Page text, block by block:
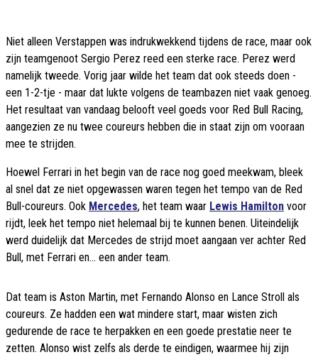
Niet alleen Verstappen was indrukwekkend tijdens de race, maar ook
zijn teamgenoot Sergio Perez reed een sterke race. Perez werd
namelijk tweede. Vorig jaar wilde het team dat ook steeds doen -
een 1-2-tje - maar dat lukte volgens de teambazen niet vaak genoeg.
Het resultaat van vandaag belooft veel goeds voor Red Bull Racing,
aangezien ze nu twee coureurs hebben die in staat zijn om vooraan
mee te strijden.
Hoewel Ferrari in het begin van de race nog goed meekwam, bleek
al snel dat ze niet opgewassen waren tegen het tempo van de Red
Bull-coureurs. Ook Mercedes, het team waar Lewis Hamilton voor
rijdt, leek het tempo niet helemaal bij te kunnen benen. Uiteindelijk
werd duidelijk dat Mercedes de strijd moet aangaan ver achter Red
Bull, met Ferrari en... een ander team.
Dat team is Aston Martin, met Fernando Alonso en Lance Stroll als
coureurs. Ze hadden een wat mindere start, maar wisten zich
gedurende de race te herpakken en een goede prestatie neer te
zetten. Alonso wist zelfs als derde te eindigen, waarmee hij zijn